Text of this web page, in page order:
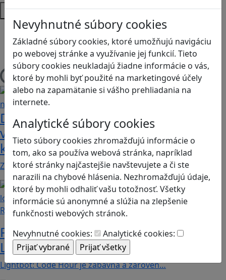
Nevyhnutné súbory cookies
Základné súbory cookies, ktoré umožňujú navigáciu
po webovej stránke a využívanie jej funkcií. Tieto
súbory cookies neukladajú žiadne informácie o vás,
ktoré by mohli byť použité na marketingové účely
alebo na zapamätanie si vášho prehliadania na
internete.
Analytické súbory cookies
Tieto súbory cookies zhromažďujú informácie o
tom, ako sa používa webová stránka, napríklad
ktoré stránky najčastejšie navštevujete a či ste
narazili na chybové hlásenia. Nezhromažďujú údaje,
ktoré by mohli odhaliť vašu totožnosť. Všetky
informácie sú anonymné a slúžia na zlepšenie
funkčnosti webových stránok.
Nevyhnutné cookies:
Analytické cookies:
Platformy
Android
Herná konzola
Stolové, kartové
Načítam blogy
Dobrodružstvá Mimi a Lízy vo
videohre? Dvojica neoddeliteľných
kamarátok už aj ako herné postavy
Značku Mimi a Líza by sme mohli označiť priam za…
Recenzie
Prvé kroky do sveta programovania:
Lightbot učí deti logike a kreativite
Lightbot: Code Hour je zábavná a zároveň…